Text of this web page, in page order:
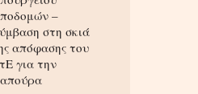
–
στη σκιά
απόφασης του
για την